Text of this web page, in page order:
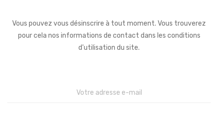
Vous pouvez vous désinscrire à tout moment. Vous trouverez
pour cela nos informations de contact dans les conditions
d'utilisation du site.